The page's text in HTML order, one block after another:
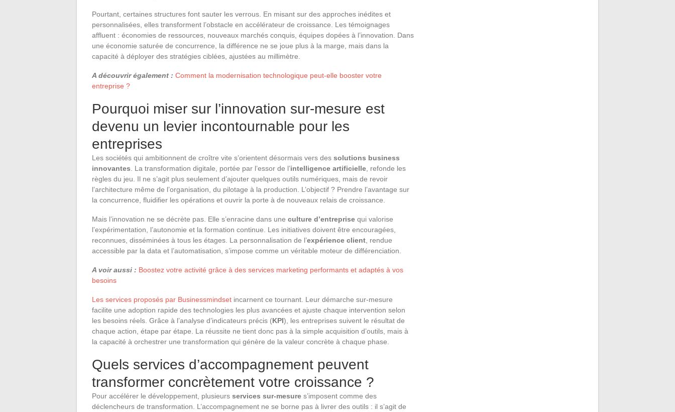
Pourtant, certaines structures font sauter les verrous. En misant sur des approches inédites et
personnalisées, elles transforment l’obstacle en accélérateur de croissance. Les témoignages
affluent : économies de ressources, nouveaux marchés conquis, équipes dopées à l’innovation. Dans
une économie saturée de concurrence, la différence ne se joue plus à la marge, mais dans la
capacité à déployer des stratégies ciblées, ajustées au millimètre.
A découvrir également : Comment la modernisation technologique peut-elle booster votre
entreprise ?
Pourquoi miser sur l’innovation sur-mesure est
devenu un levier incontournable pour les
entreprises
Les sociétés qui ambitionnent de croître vite s’orientent désormais vers des solutions business
innovantes . La transformation digitale, portée par l’essor de l’intelligence artificielle , refonde les
règles du jeu. Il ne s’agit plus seulement d’ajouter quelques outils numériques, mais de revoir
l’architecture même de l’organisation, du pilotage à la production. L’objectif ? Prendre l’avantage sur
la concurrence, fluidifier les opérations et ouvrir la porte à de nouveaux relais de croissance.
Mais l’innovation ne se décrète pas. Elle s’enracine dans une culture d’entreprise qui valorise
l’expérimentation, l’autonomie et la formation continue. Les initiatives doivent être encouragées,
reconnues, disséminées à tous les étages. La personnalisation de l’expérience client , rendue
accessible par la data et l’automatisation, s’impose comme un véritable moteur de différenciation.
A voir aussi : Boostez votre activité grâce à des services marketing performants et adaptés à vos
besoins
Les services proposés par Businessmindset incarnent ce tournant. Leur démarche sur-mesure
facilite une adoption rapide des technologies les plus avancées et ajuste chaque intervention selon
les besoins réels. Grâce à l’analyse d’indicateurs précis (KPI), les entreprises suivent le résultat de
chaque action, étape par étape. La réussite ne tient donc pas à la simple acquisition d’outils, mais à
la capacité à orchestrer une transformation qui génère de la valeur concrète à chaque phase.
Quels services d’accompagnement peuvent
transformer concrètement votre croissance ?
Pour accélérer le développement, plusieurs services sur-mesure s’imposent comme des
déclencheurs de transformation. L’accompagnement ne se borne pas à livrer des outils : il s’agit de